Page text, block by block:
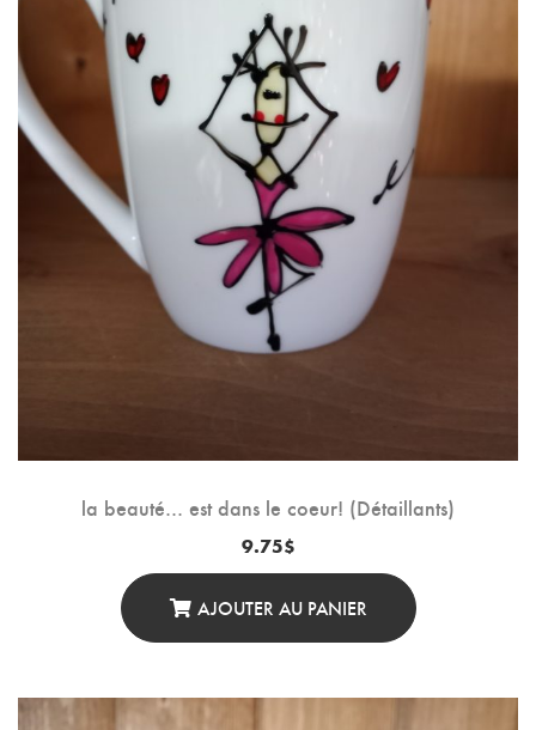
la beauté… est dans le coeur! (Détaillants)
9.75$
AJOUTER AU PANIER